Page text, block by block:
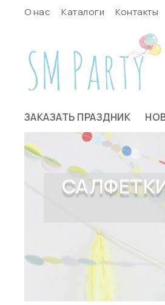
О нас Каталоги Контакты
ЗАКАЗАТЬ ПРАЗДНИК